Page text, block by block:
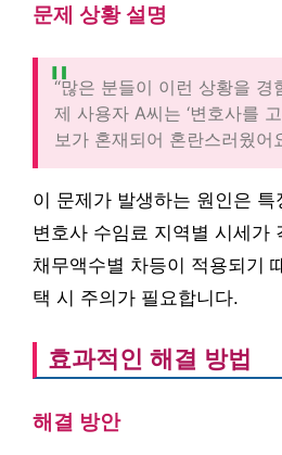
문제 상황 설명
“많은 분들이 이런 상황을 경
제 사용자 A씨는 ‘변호사를
보가 혼재되어 혼란스러웠어
이 문제가 발생하는 원인은 특
변호사 수임료 지역별 시세가
채무액수별 차등이 적용되기
택 시 주의가 필요합니다.
효과적인 해결 방법
해결 방안